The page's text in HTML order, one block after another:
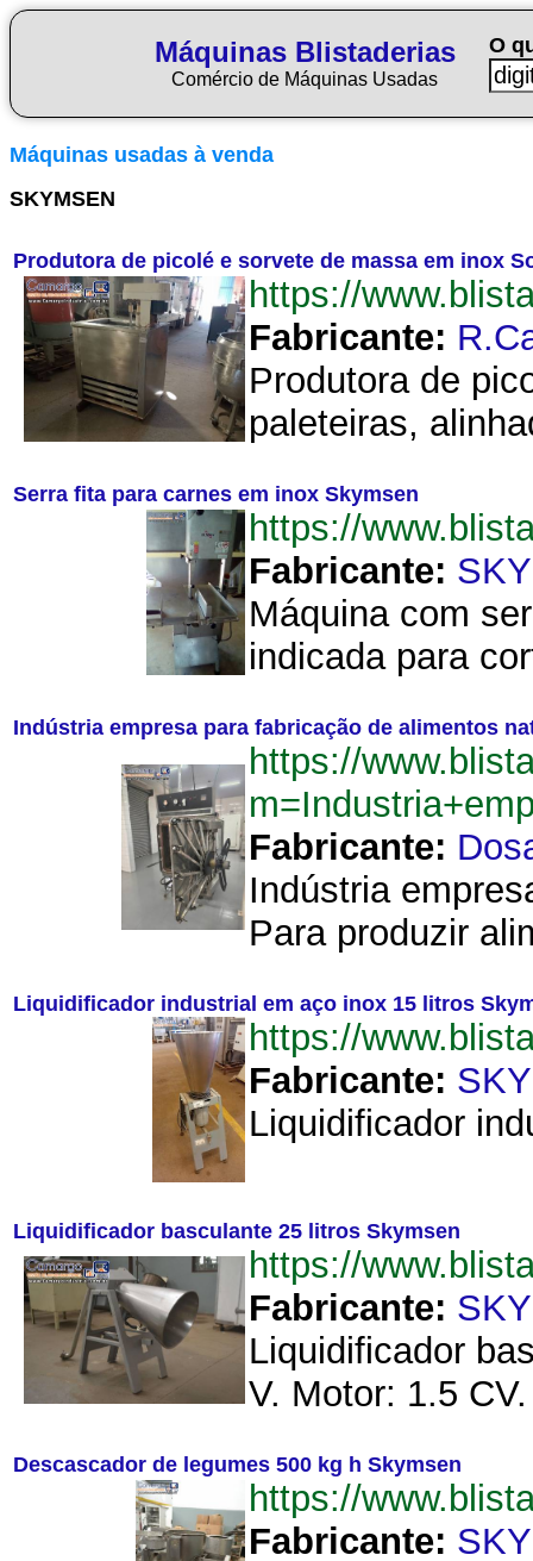
Máquinas Blistaderias
Comércio de Máquinas Usadas
O
Máquinas usadas à venda
SKYMSEN
Produtora de picolé e sorvete de massa em inox
https://
Fabricante:
Produtora de
paleteiras,
Serra fita para carnes em inox Skymsen
https://
Fabricante:
Máquina com
indicada para
Indústria empresa para fabricação de alimentos
https://
Fabricante:
Indústria
Para produzir
Liquidificador industrial em aço inox 15 litros
https://
Fabricante:
Liquidificador
Liquidificador basculante 25 litros Skymsen
https://
Fabricante:
Liquidificador
V. Motor: 1.5
Descascador de legumes 500 kg h Skymsen
https://
Fabricante: